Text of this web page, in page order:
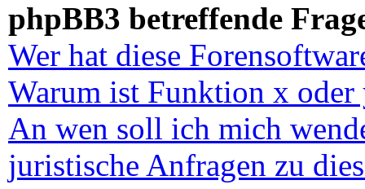
phpBB3 betreffende
Wer hat diese
Warum ist Funktion x oder
An wen soll ich mich
juristische Anfragen zu